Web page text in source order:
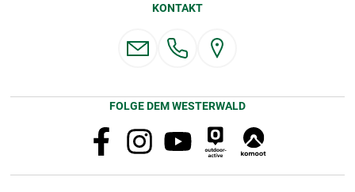
KONTAKT
FOLGE DEM WESTERWALD